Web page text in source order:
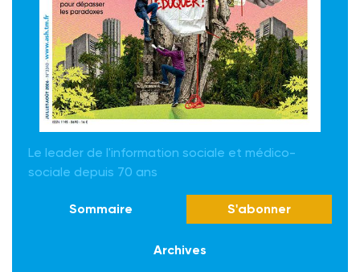
Le leader de l'information sociale et médico-
sociale depuis 70 ans
Sommaire S'abonner
Archives